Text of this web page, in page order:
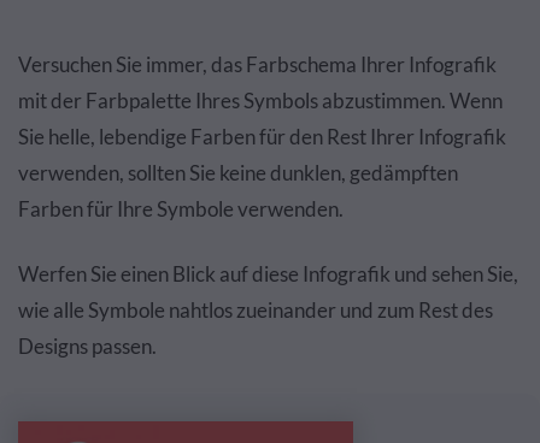
Versuchen Sie immer, das Farbschema Ihrer Infografik
mit der Farbpalette Ihres Symbols abzustimmen. Wenn
Sie helle, lebendige Farben für den Rest Ihrer Infografik
verwenden, sollten Sie keine dunklen, gedämpften
Farben für Ihre Symbole verwenden.
Werfen Sie einen Blick auf diese Infografik und sehen Sie,
wie alle Symbole nahtlos zueinander und zum Rest des
Designs passen.